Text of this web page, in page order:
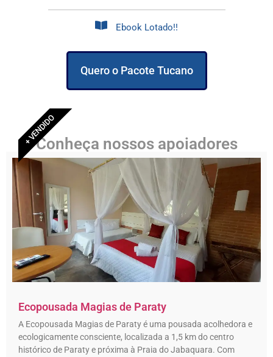
Ebook Lotado!!
Quero o Pacote Tucano
+ VENDIDO
Conheça nossos apoiadores
Ecopousada Magias de Paraty
A Ecopousada Magias de Paraty é uma pousada acolhedora e
ecologicamente consciente, localizada a 1,5 km do centro
histórico de Paraty e próxima à Praia do Jabaquara. Com